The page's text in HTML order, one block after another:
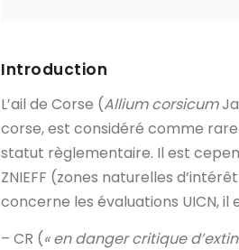
Introduction
L’ail de Corse (Allium corsicum
corse, est considéré comme
statut règlementaire. Il est
ZNIEFF (zones naturelles
concerne les évaluations UICN,
– CR (« en danger critique